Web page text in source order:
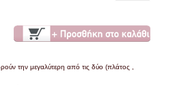
την μεγαλύτερη από τις δύο (πλάτος ,